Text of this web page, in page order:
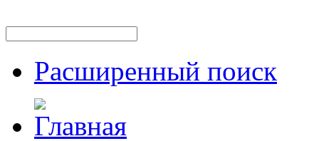
Расширенный поиск